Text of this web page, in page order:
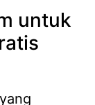
untuk